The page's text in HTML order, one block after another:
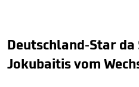
Deutschland-Star
Jokubaitis vom